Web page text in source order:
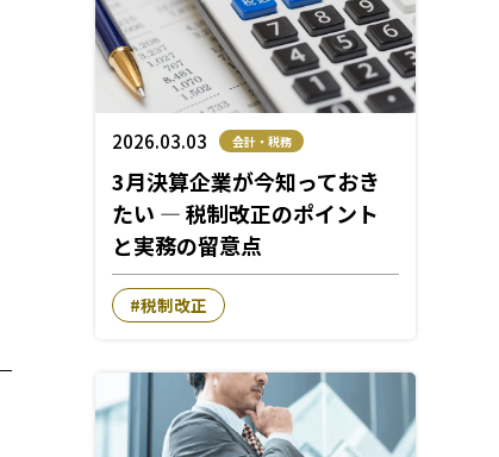
2026.03.03 会計・税務
3月決算企業が今知っておき
たい ― 税制改正のポイント
と実務の留意点
税制改正